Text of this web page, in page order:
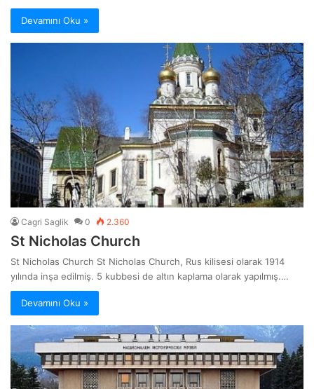
Devamını Oku »
Cagri Saglik 0 2.360
St Nicholas Church
St Nicholas Church St Nicholas Church, Rus kilisesi olarak 1914
yılında inşa edilmiş. 5 kubbesi de altın kaplama olarak yapılmış.…
Devamını Oku »